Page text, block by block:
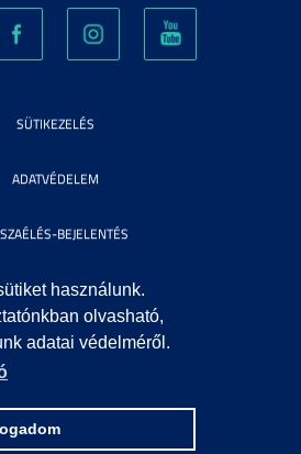
használunk.
olvasható,
adatai védelméről.
SÜTIKEZELÉS
ADATVÉDELEM
BEJELENTÉS
ADATOK
IMPRESSZUM